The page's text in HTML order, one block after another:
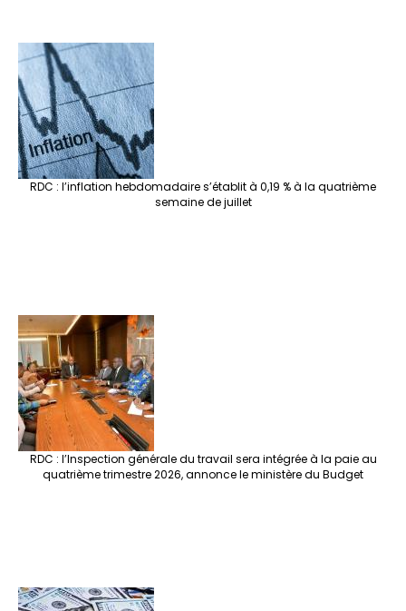
RDC : l’inflation hebdomadaire s’établit à 0,19 % à la quatrième
semaine de juillet
RDC : l’Inspection générale du travail sera intégrée à la paie au
quatrième trimestre 2026, annonce le ministère du Budget